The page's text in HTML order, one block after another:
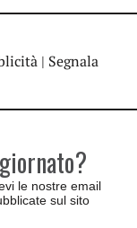
| Segnala
le nostre email
sul sito